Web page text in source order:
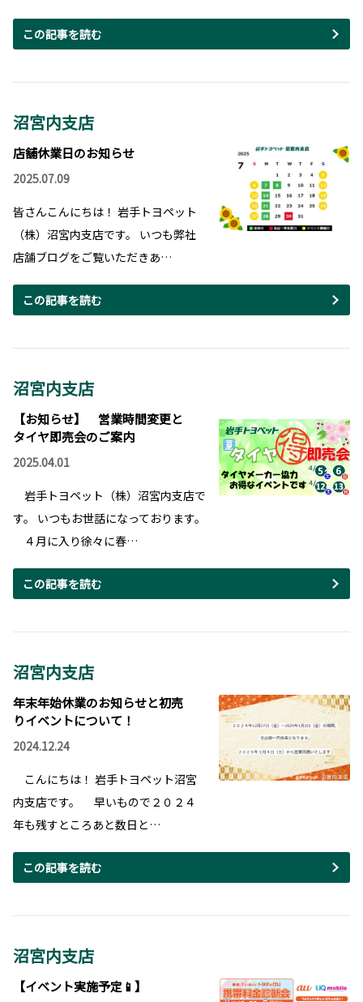
この記事を読む
沼宮内支店
店舗休業日のお知らせ
2025.07.09
皆さんこんにちは！ 岩手トヨペット
（株）沼宮内支店です。 いつも弊社
店舗ブログをご覧いただきあ…
この記事を読む
沼宮内支店
【お知らせ】 営業時間変更と
タイヤ即売会のご案内
2025.04.01
岩手トヨペット（株）沼宮内支店で
す。 いつもお世話になっております。
４月に入り徐々に春…
この記事を読む
沼宮内支店
年末年始休業のお知らせと初売
りイベントについて！
2024.12.24
こんにちは！ 岩手トヨペット沼宮
内支店です。 早いもので２０２４
年も残すところあと数日と…
この記事を読む
沼宮内支店
【イベント実施予定📱】